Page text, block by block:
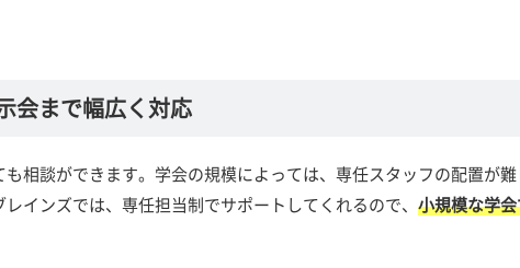
会まで幅広く対応
相談ができます。学会の規模によっては、専任スタッフの配置が
インズでは、専任担当制でサポートしてくれるので、 小規模な学